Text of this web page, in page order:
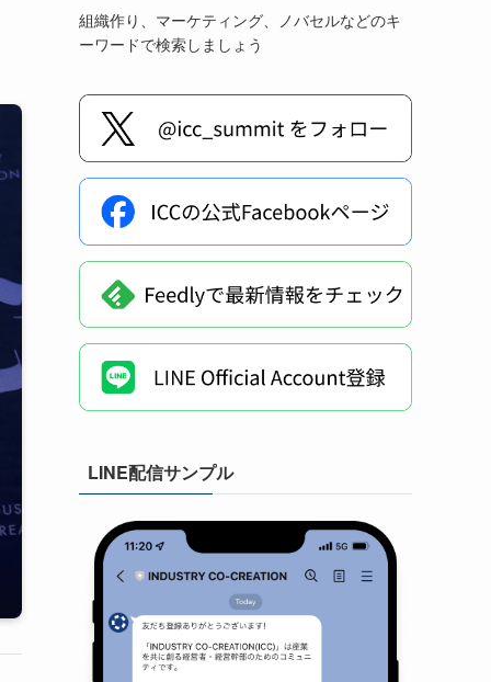
組織作り、マーケティング、ノバセルなどのキ
ーワードで検索しましょう
LINE配信サンプル